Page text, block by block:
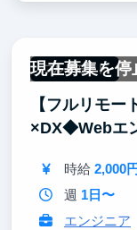
【安心して生
当社の経営理
K」～ITを繋げ
日本を元気に
る。そんな環
ぜひ、一緒に
現在募集を
フルリモート
【フルリモ
×DX◆Webエ
時給 2,000
週 1日〜
エンジニア